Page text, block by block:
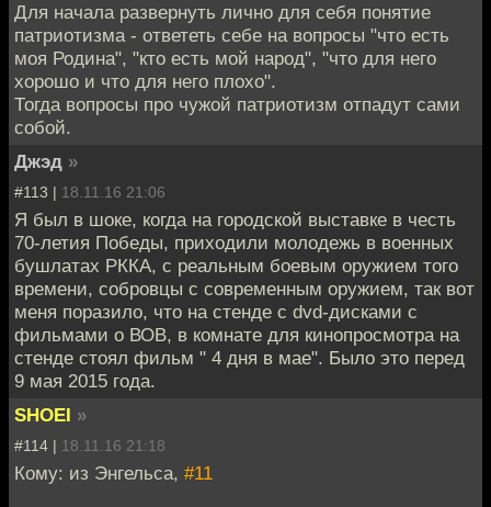
Для начала развернуть лично для себя понятие
патриотизма - ответеть себе на вопросы "что есть
моя Родина", "кто есть мой народ", "что для него
хорошо и что для него плохо".
Тогда вопросы про чужой патриотизм отпадут сами
собой.
Джэд »
#113 | 18.11.16 21:06
Я был в шоке, когда на городской выставке в честь
70-летия Победы, приходили молодежь в военных
бушлатах РККА, с реальным боевым оружием того
времени, собровцы с современным оружием, так вот
меня поразило, что на стенде с dvd-дисками с
фильмами о ВОВ, в комнате для кинопросмотра на
стенде стоял фильм " 4 дня в мае". Было это перед
9 мая 2015 года.
SHOEI »
#114 | 18.11.16 21:18
Кому: из Энгельса, #11